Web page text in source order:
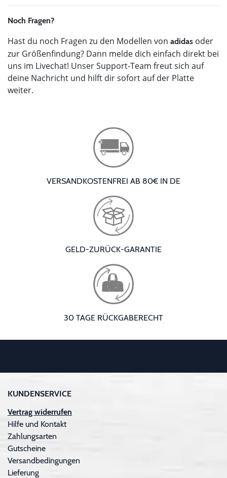
Noch Fragen?
Hast du noch Fragen zu den Modellen von adidas oder
zur Größenfindung? Dann melde dich einfach direkt bei
uns im Livechat! Unser Support-Team freut sich auf
deine Nachricht und hilft dir sofort auf der Platte
weiter.
VERSANDKOSTENFREI AB 80€ IN DE
GELD-ZURÜCK-GARANTIE
30 TAGE RÜCKGABERECHT
KUNDENSERVICE
Vertrag widerrufen
Hilfe und Kontakt
Zahlungsarten
Gutscheine
Versandbedingungen
Lieferung